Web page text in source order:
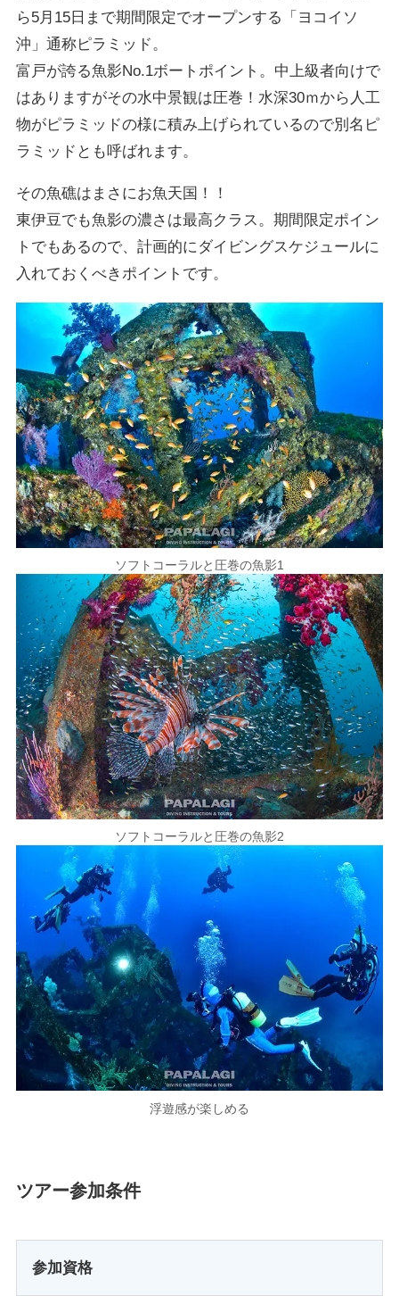
ら5月15日まで期間限定でオープンする「ヨコイソ
沖」通称ピラミッド。
富戸が誇る魚影No.1ボートポイント。中上級者向けで
はありますがその水中景観は圧巻！水深30ｍから人工
物がピラミッドの様に積み上げられているので別名ピ
ラミッドとも呼ばれます。
その魚礁はまさにお魚天国！！
東伊豆でも魚影の濃さは最高クラス。期間限定ポイン
トでもあるので、計画的にダイビングスケジュールに
入れておくべきポイントです。
ソフトコーラルと圧巻の魚影1
ソフトコーラルと圧巻の魚影2
浮遊感が楽しめる
ツアー参加条件
参加資格